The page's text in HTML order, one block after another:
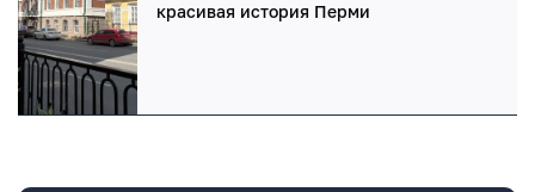
красивая история Перми